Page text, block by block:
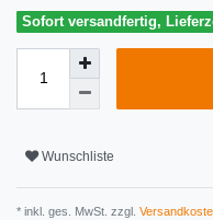
Sofort versandfertig,
Wunschliste
* inkl. ges. MwSt. zzgl.